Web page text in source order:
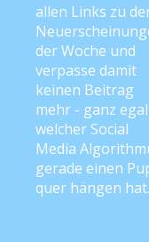
allen Links zu
der Woche und
verpasse damit
keinen Beitrag
mehr - ganz
welcher Social
Media
gerade einen
quer hängen
LUW-SHOP
Hier geht’s zum
Shop – klick aufs